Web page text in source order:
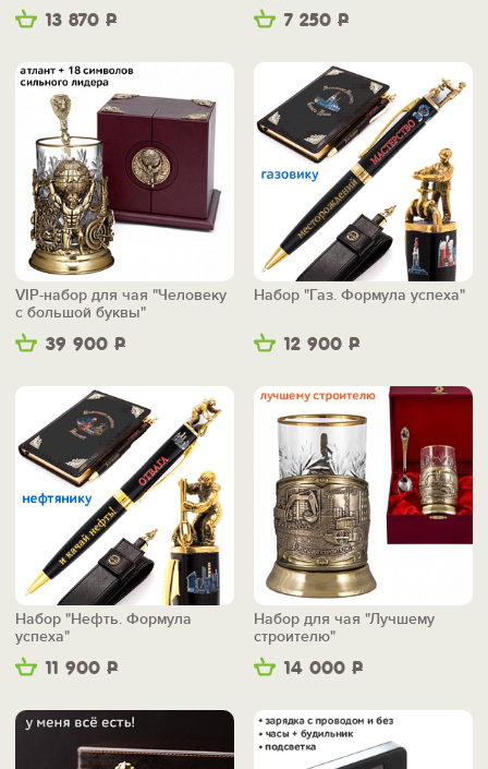
13 870 Р 7 250 Р
39 900 Р
VIP-набор для чая "Человеку
с большой буквы"
12 900 Р
Набор "Газ. Формула успеха"
11 900 Р
Набор "Нефть. Формула
успеха"
14 000 Р
Набор для чая "Лучшему
строителю"